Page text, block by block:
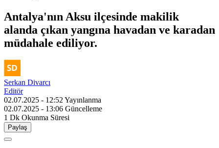
Antalya'nın Aksu ilçesinde makilik
alanda çıkan yangına havadan ve karadan
müdahale ediliyor.
Serkan Divarcı
Editör
02.07.2025 - 12:52 Yayınlanma
02.07.2025 - 13:06 Güncelleme
1 Dk Okunma Süresi
Paylaş